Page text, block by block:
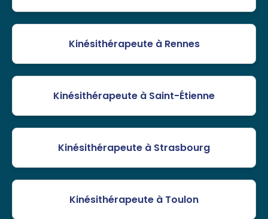
Kinésithérapeute à Rennes
Kinésithérapeute à Saint-Étienne
Kinésithérapeute à Strasbourg
Kinésithérapeute à Toulon